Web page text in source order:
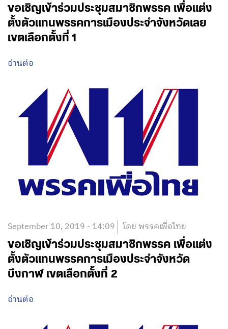
ขอเชิญเข้าร่วมประชุมสมาชิกพรรค เพื่อแต่ง
ตั้งตัวแทนพรรคการเมืองประจำจังหวัดเลย
เขตเลือกตั้งที่ 1
อ่านต่อ
September 10, 2019 - 14:09 โดย พรรคเพื่อไทย
ขอเชิญเข้าร่วมประชุมสมาชิกพรรค เพื่อแต่ง
ตั้งตัวแทนพรรคการเมืองประจำจังหวัด
บึงกาฬ เขตเลือกตั้งที่ 2
อ่านต่อ